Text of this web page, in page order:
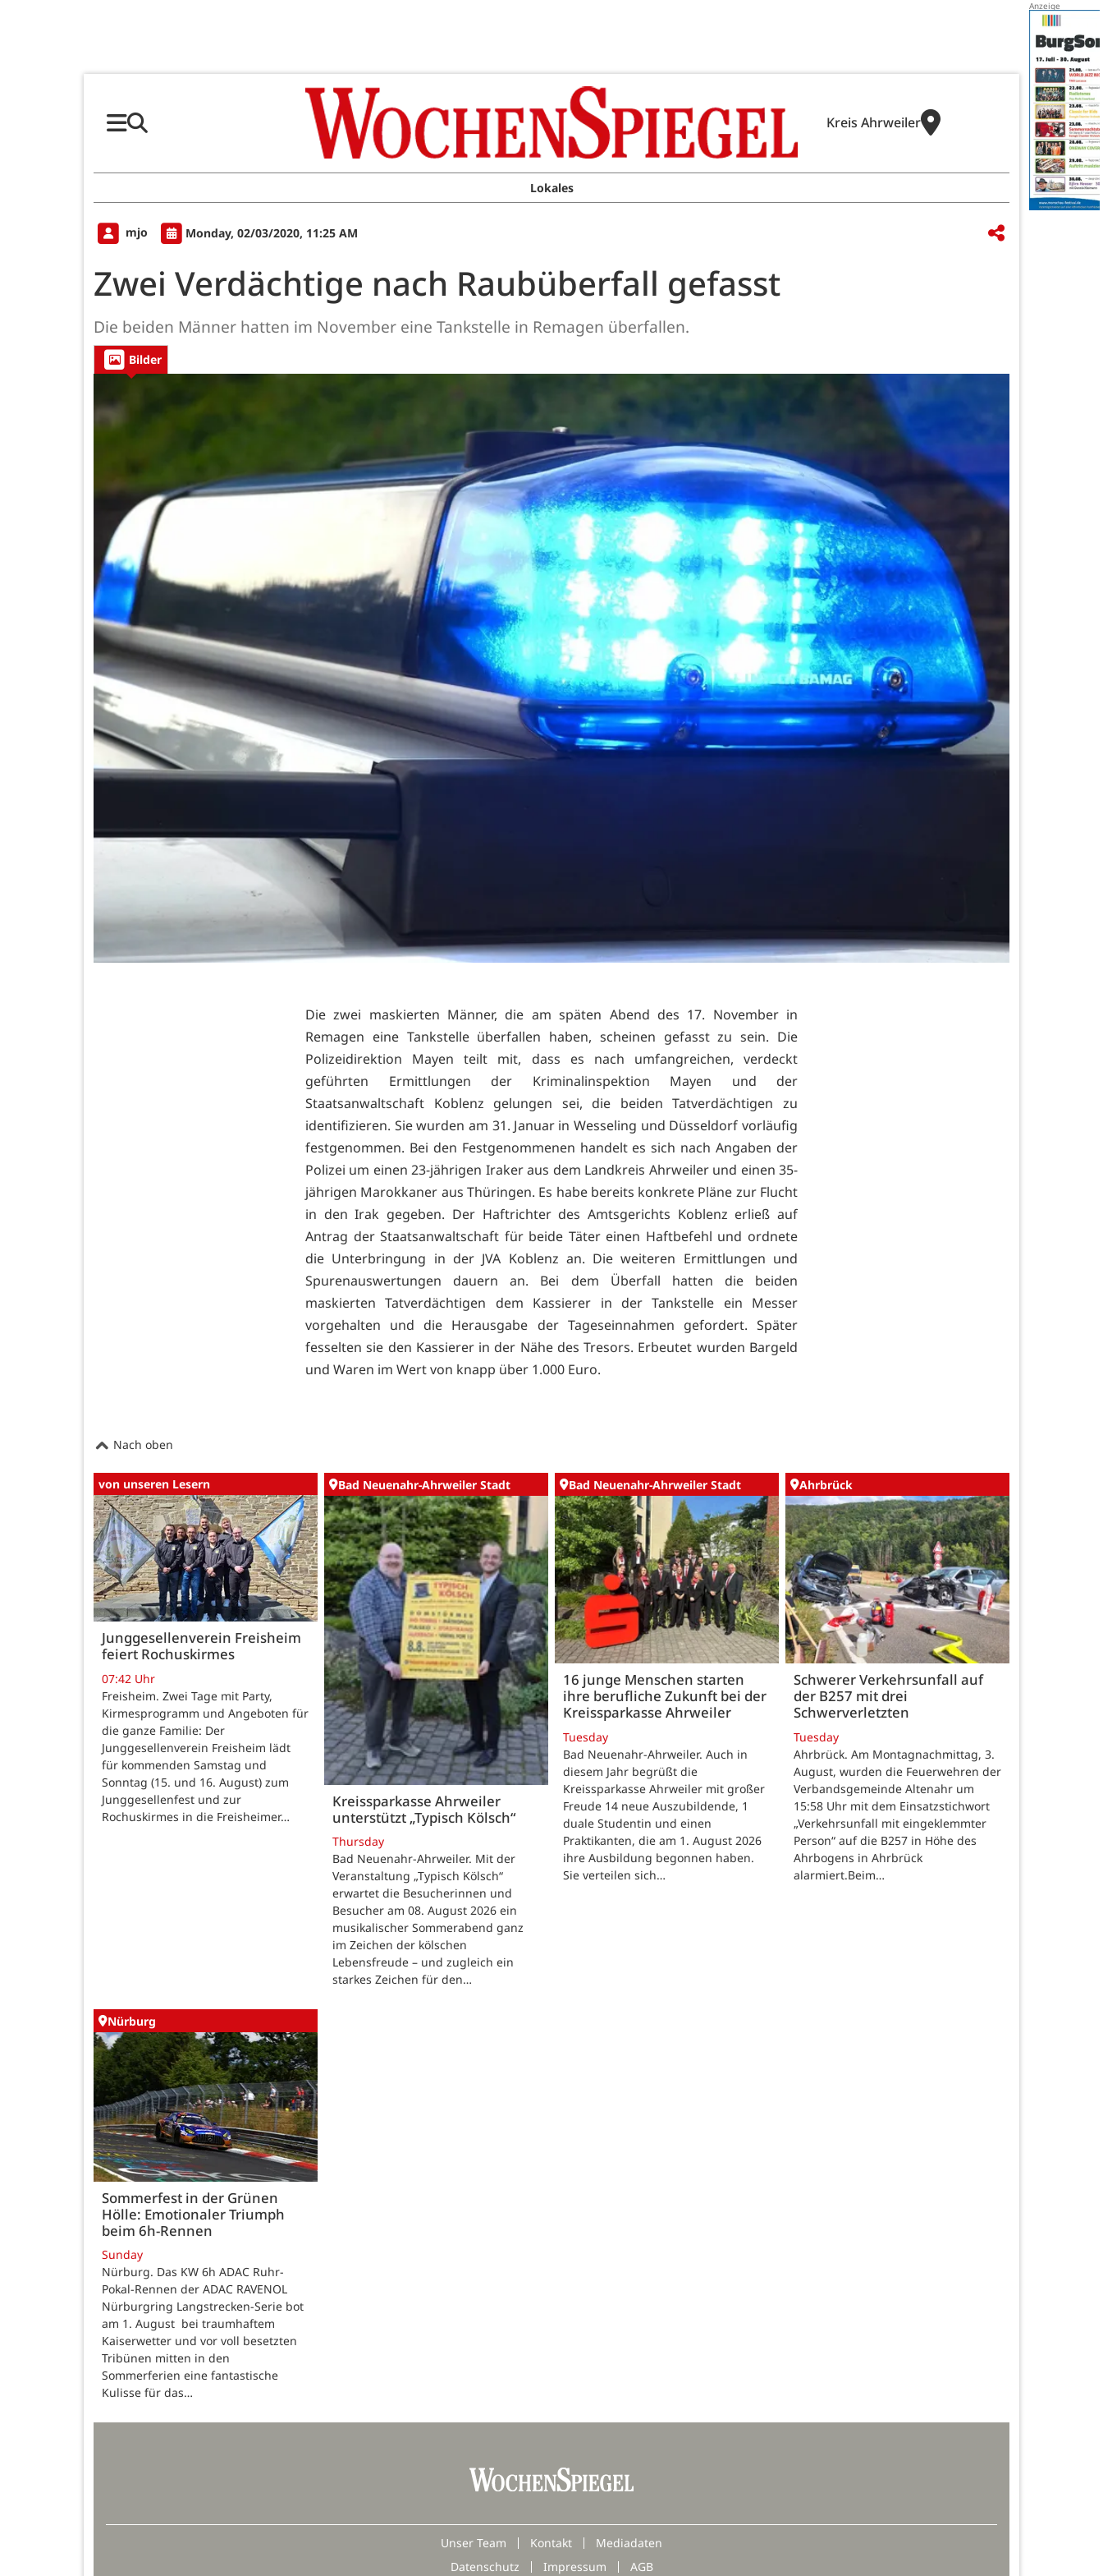
Kreis Ahrweiler
Lokales
mjo Monday, 02/03/2020, 11:25 AM
Zwei Verdächtige nach Raubüberfall gefasst
Die beiden Männer hatten im November eine Tankstelle in Remagen überfallen.
Bilder
Die zwei maskierten Männer, die am späten Abend des 17. November in
Remagen eine Tankstelle überfallen haben, scheinen gefasst zu sein. Die
Polizeidirektion Mayen teilt mit, dass es nach umfangreichen, verdeckt
geführten Ermittlungen der Kriminalinspektion Mayen und der
Staatsanwaltschaft Koblenz gelungen sei, die beiden Tatverdächtigen zu
identifizieren. Sie wurden am 31. Januar in Wesseling und Düsseldorf vorläufig
festgenommen. Bei den Festgenommenen handelt es sich nach Angaben der
Polizei um einen 23-jährigen Iraker aus dem Landkreis Ahrweiler und einen 35-
jährigen Marokkaner aus Thüringen. Es habe bereits konkrete Pläne zur Flucht
in den Irak gegeben. Der Haftrichter des Amtsgerichts Koblenz erließ auf
Antrag der Staatsanwaltschaft für beide Täter einen Haftbefehl und ordnete
die Unterbringung in der JVA Koblenz an. Die weiteren Ermittlungen und
Spurenauswertungen dauern an. Bei dem Überfall hatten die beiden
maskierten Tatverdächtigen dem Kassierer in der Tankstelle ein Messer
vorgehalten und die Herausgabe der Tageseinnahmen gefordert. Später
fesselten sie den Kassierer in der Nähe des Tresors. Erbeutet wurden Bargeld
und Waren im Wert von knapp über 1.000 Euro.
Nach oben
von unseren Lesern
Junggesellenverein Freisheim
feiert Rochuskirmes
07:42 Uhr
Freisheim. Zwei Tage mit Party,
Kirmesprogramm und Angeboten für
die ganze Familie: Der
Junggesellenverein Freisheim lädt
für kommenden Samstag und
Sonntag (15. und 16. August) zum
Junggesellenfest und zur
Rochuskirmes in die Freisheimer…
Bad Neuenahr-Ahrweiler Stadt
Kreissparkasse Ahrweiler
unterstützt „Typisch Kölsch“
Thursday
Bad Neuenahr-Ahrweiler. Mit der
Veranstaltung „Typisch Kölsch“
erwartet die Besucherinnen und
Besucher am 08. August 2026 ein
musikalischer Sommerabend ganz
im Zeichen der kölschen
Lebensfreude – und zugleich ein
starkes Zeichen für den…
Bad Neuenahr-Ahrweiler Stadt
16 junge Menschen starten
ihre berufliche Zukunft bei der
Kreissparkasse Ahrweiler
Tuesday
Bad Neuenahr-Ahrweiler. Auch in
diesem Jahr begrüßt die
Kreissparkasse Ahrweiler mit großer
Freude 14 neue Auszubildende, 1
duale Studentin und einen
Praktikanten, die am 1. August 2026
ihre Ausbildung begonnen haben.
Sie verteilen sich…
Ahrbrück
Schwerer Verkehrsunfall auf
der B257 mit drei
Schwerverletzten
Tuesday
Ahrbrück. Am Montagnachmittag, 3.
August, wurden die Feuerwehren der
Verbandsgemeinde Altenahr um
15:58 Uhr mit dem Einsatzstichwort
„Verkehrsunfall mit eingeklemmter
Person“ auf die B257 in Höhe des
Ahrbogens in Ahrbrück
alarmiert.Beim…
Nürburg
Sommerfest in der Grünen
Hölle: Emotionaler Triumph
beim 6h-Rennen
Sunday
Nürburg. Das KW 6h ADAC Ruhr-
Pokal-Rennen der ADAC RAVENOL
Nürburgring Langstrecken-Serie bot
am 1. August bei traumhaftem
Kaiserwetter und vor voll besetzten
Tribünen mitten in den
Sommerferien eine fantastische
Kulisse für das…
Unser Team Kontakt
Mediadaten
Datenschutz
Impressum AGB